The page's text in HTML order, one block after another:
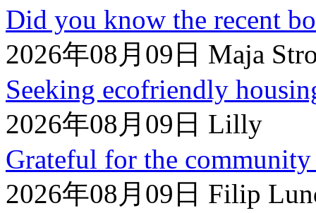
Did you know the recent
2026年08月09日 Maja
Seeking ecofriendly
2026年08月09日 Lilly
Grateful for the
2026年08月09日 Filip